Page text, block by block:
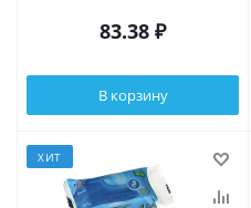
83.38 ₽
В корзину
ХИТ